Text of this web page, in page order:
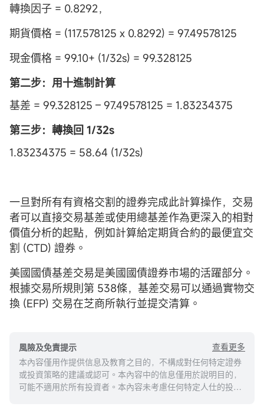
轉換因子 = 0.8292，
期貨價格 = (117.578125 x 0.8292) = 97.49578125
現金價格 = 99.10+ (1/32s) = 99.328125
第二步：用十進制計算
基差 = 99.328125 – 97.49578125 = 1.83234375
第三步：轉換回 1/32s
1.83234375 = 58.64 (1/32s)
一旦對所有有資格交割的證券完成此計算操作，交易
者可以直接交易基差或使用總基差作為更深入的相對
價值分析的起點，例如計算給定期貨合約的最便宜交
割 (CTD) 證券。
美國國債基差交易是美國國債證券市場的活躍部分。
根據交易所規則第 538條，基差交易可以通過實物交
換 (EFP) 交易在芝商所執行並提交清算。
風險及免責提示
查看更多
本內容僅用作提供信息及教育之目的，不構成對任何特定證券
或投資策略的建議或認可。本內容中的信息僅用於說明目的，
可能不適用於所有投資者。本內容未考慮任何特定人仕的投資